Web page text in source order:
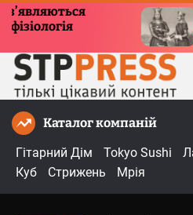
сучасний
Каталог компаній
Гітарний Дім
Tokyo Sushi
Куб
Стрижень Мрія